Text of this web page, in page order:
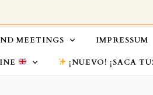
MEETINGS IMPRESSUM
¡NUEVO! ¡SACA